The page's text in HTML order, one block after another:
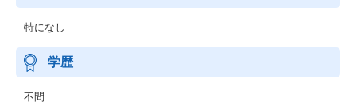
特になし
学歴
不問